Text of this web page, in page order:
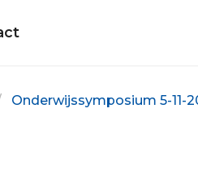
Onderwijssymposium 5-11-